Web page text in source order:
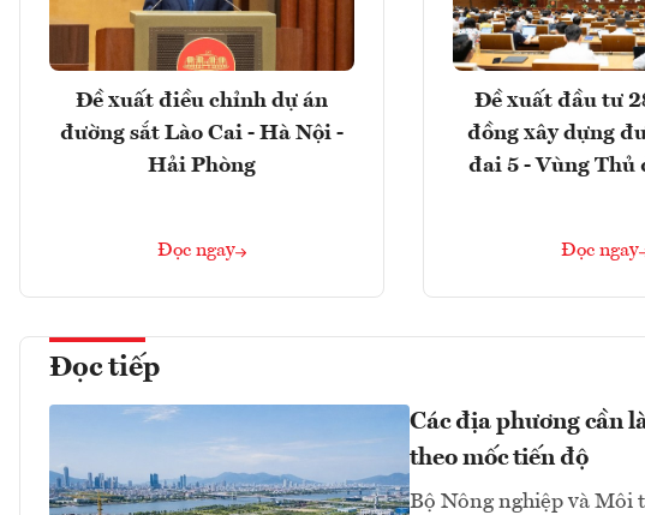
Đề xuất điều chỉnh dự án
đường sắt Lào Cai - Hà Nội -
Hải Phòng
Đọc ngay
Đề xuất đầu tư
đồng xây dựng
đai 5 - Vùng Thủ
Đọc ngay
Đọc tiếp
Các địa phương cần
theo mốc tiến độ
Bộ Nông nghiệp và Môi